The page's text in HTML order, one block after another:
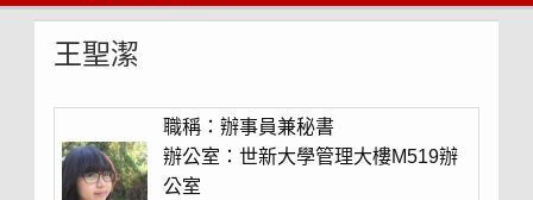
王聖潔
職稱：辦事員兼秘書
辦公室：世新大學管理大樓M519辦
公室